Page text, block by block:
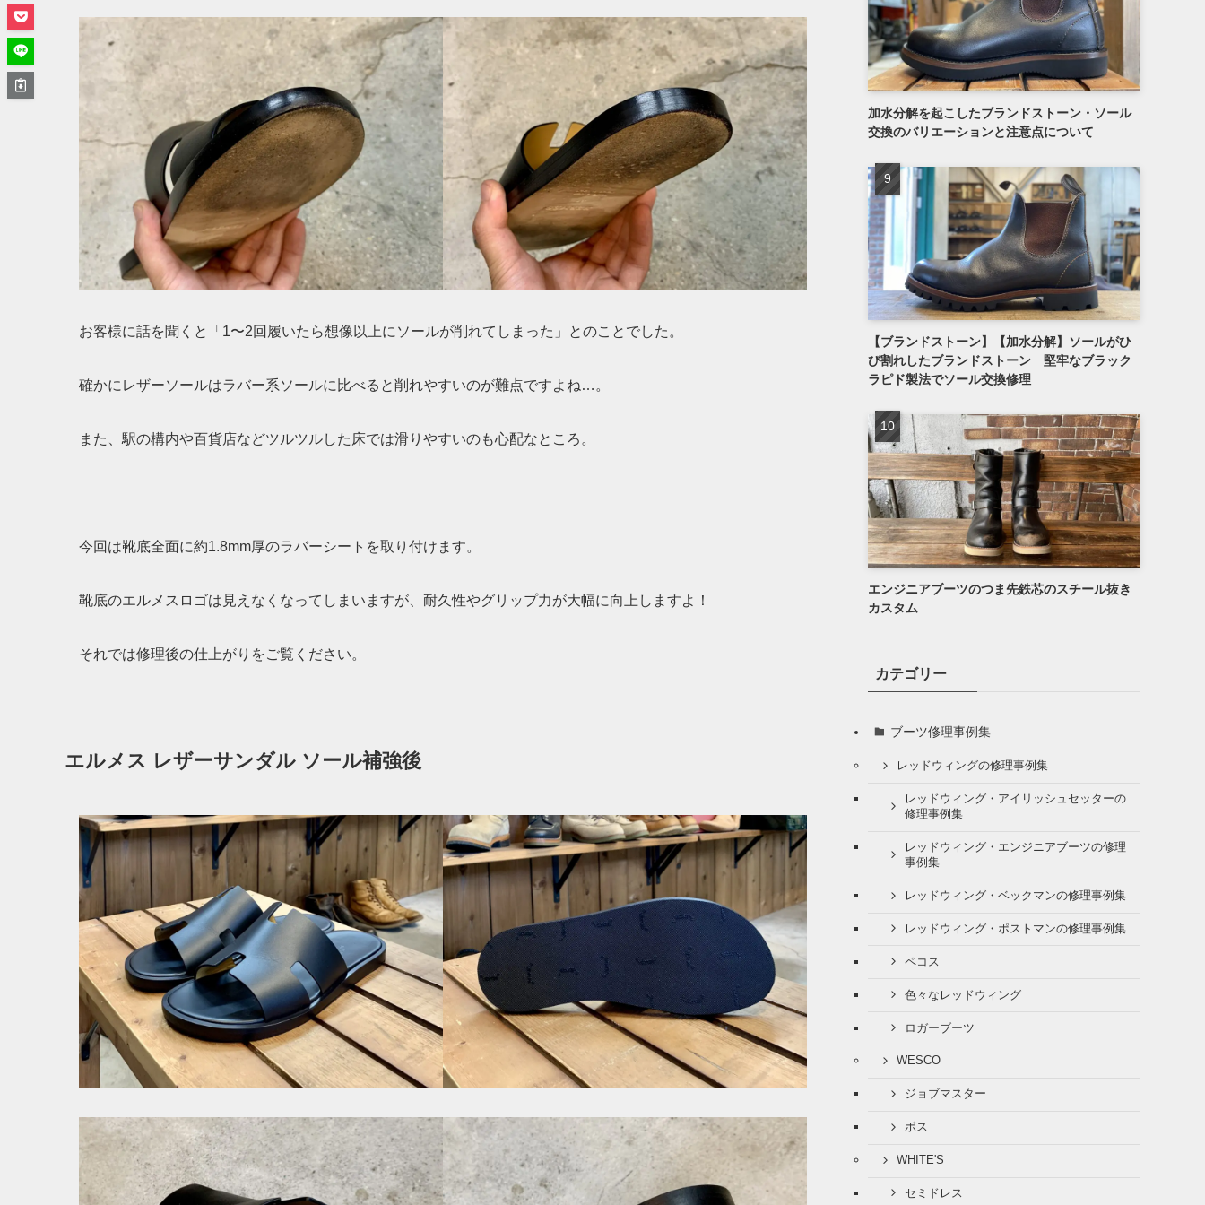
お客様に話を聞くと「1〜2回履いたら想像以上にソールが削れてしまった」とのことでした。
確かにレザーソールはラバー系ソールに比べると削れやすいのが難点ですよね…。
また、駅の構内や百貨店などツルツルした床では滑りやすいのも心配なところ。
今回は靴底全面に約1.8mm厚のラバーシートを取り付けます。
靴底のエルメスロゴは見えなくなってしまいますが、耐久性やグリップ力が大幅に向上しますよ！
それでは修理後の仕上がりをご覧ください。
エルメス レザーサンダル ソール補強後
加水分解を起こしたブランドストーン・ソール
交換のバリエーションと注意点について
【ブランドストーン】【加水分解】ソールがひ
び割れしたブランドストーン 堅牢なブラック
ラピド製法でソール交換修理
エンジニアブーツのつま先鉄芯のスチール抜き
カスタム
カテゴリー
ブーツ修理事例集
レッドウィングの修理事例集
レッドウィング・アイリッシュセッターの
修理事例集
レッドウィング・エンジニアブーツの修理
事例集
レッドウィング・ベックマンの修理事例集
レッドウィング・ポストマンの修理事例集
ペコス
色々なレッドウィング
ロガーブーツ
WESCO
ジョブマスター
ボス
WHITE'S
セミドレス